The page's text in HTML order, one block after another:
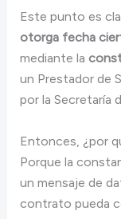
Este punto es
otorga fecha
mediante la
un Prestador de
por la Secretaría
Entonces, ¿por
Porque la
un mensaje de
contrato pueda